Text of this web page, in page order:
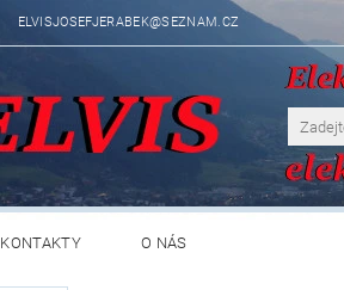
ELVISJOSEFJERABEK@SEZNAM.CZ
KONTAKTY O NÁS